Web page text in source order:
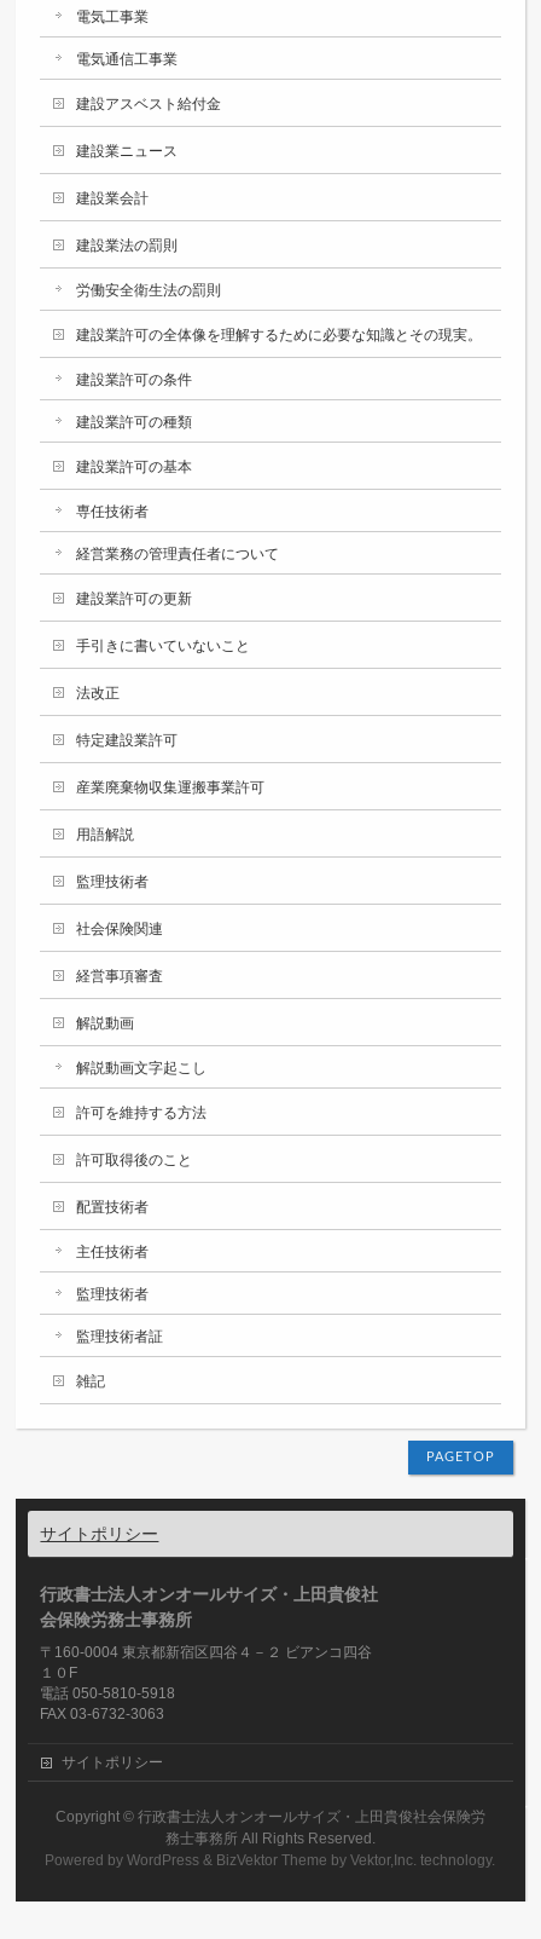
電気工事業
電気通信工事業
建設アスベスト給付金
建設業ニュース
建設業会計
建設業法の罰則
労働安全衛生法の罰則
建設業許可の全体像を理解するために必要な知識とその現実。
建設業許可の条件
建設業許可の種類
建設業許可の基本
専任技術者
経営業務の管理責任者について
建設業許可の更新
手引きに書いていないこと
法改正
特定建設業許可
産業廃棄物収集運搬事業許可
用語解説
監理技術者
社会保険関連
経営事項審査
解説動画
解説動画文字起こし
許可を維持する方法
許可取得後のこと
配置技術者
主任技術者
監理技術者
監理技術者証
雑記
PAGETOP
サイトポリシー
行政書士法人オンオールサイズ・上田貴俊社
会保険労務士事務所
〒160-0004 東京都新宿区四谷４－２ ビアンコ四谷
１０F
電話 050-5810-5918
FAX 03-6732-3063
サイトポリシー
Copyright © 行政書士法人オンオールサイズ・上田貴俊社会保険労
務士事務所All Rights Reserved.
Powered byWordPress & BizVektor Theme byVektor,Inc. technology.